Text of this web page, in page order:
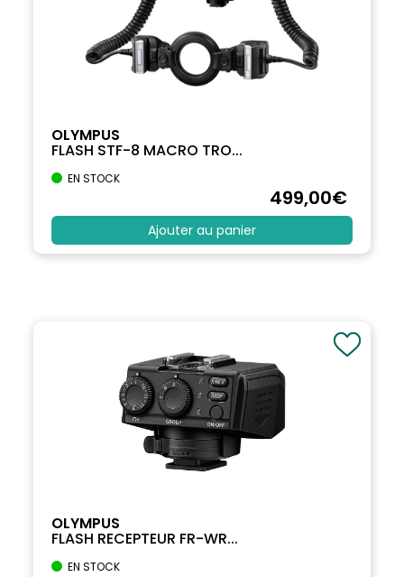
OLYMPUS
FLASH STF-8 MACRO TRO...
EN STOCK
499,00€
Ajouter au panier
OLYMPUS
FLASH RECEPTEUR FR-WR...
EN STOCK